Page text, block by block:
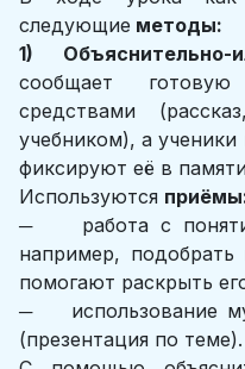
следующие методы:
1) Объяснительно-
сообщает
средствами
учебником), а
фиксируют её в
Используются
─ работа с
например,
помогают раскрыть
─ использование
(презентация по теме).